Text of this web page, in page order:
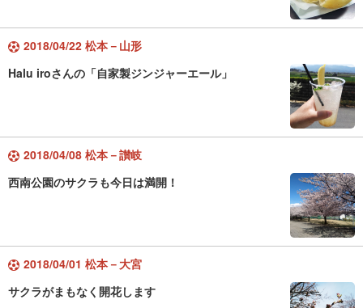
2018/04/22 松本－山形
Halu iroさんの「自家製ジンジャーエール」
2018/04/08 松本－讃岐
西南公園のサクラも今日は満開！
2018/04/01 松本－大宮
サクラがまもなく開花します